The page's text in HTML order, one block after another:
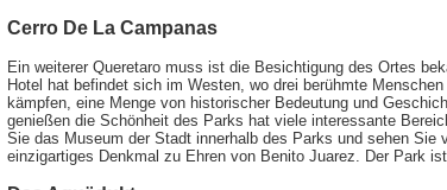
Cerro De La Campanas
Ein weiterer Queretaro muss ist die Besichtigung des Ortes
Hotel hat befindet sich im Westen, wo drei berühmte
kämpfen, eine Menge von historischer Bedeutung und
genießen die Schönheit des Parks hat viele interessante
Sie das Museum der Stadt innerhalb des Parks und sehen
einzigartiges Denkmal zu Ehren von Benito Juarez. Der Park